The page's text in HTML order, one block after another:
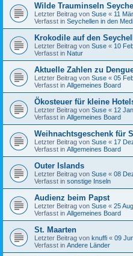
Wilde Trauminseln
Letzter Beitrag von Suse « 11
Verfasst in Seychellen in den
Krokodile auf den
Letzter Beitrag von Suse « 10
Verfasst in Natur
Aktuelle Zahlen zu
Letzter Beitrag von Suse « 05
Verfasst in Allgemeines Board
Ökosteuer für kleine
Letzter Beitrag von Suse « 12
Verfasst in Allgemeines Board
Weihnachtsgeschenk für
Letzter Beitrag von Suse « 17
Verfasst in Allgemeines Board
Outer Islands
Letzter Beitrag von Suse « 08
Verfasst in sonstige Inseln
Audienz beim Papst
Letzter Beitrag von Suse « 25
Verfasst in Allgemeines Board
St. Maarten
Letzter Beitrag von knuffi « 09
Verfasst in Andere Länder